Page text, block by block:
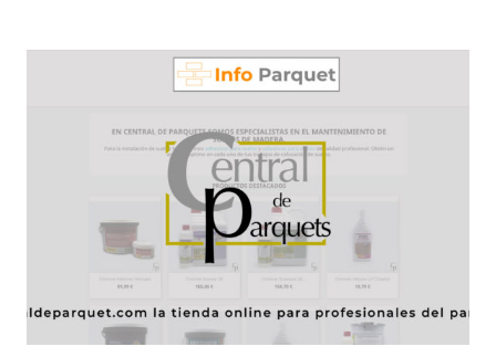
1.9,
MULTIUSOS